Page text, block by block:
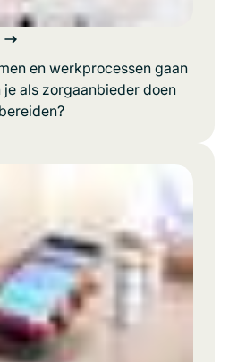
en werkprocessen gaan
als zorgaanbieder doen